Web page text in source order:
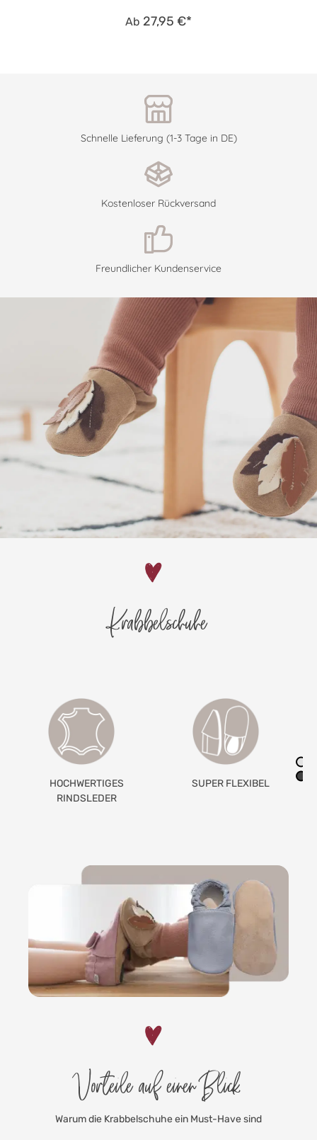
Ab 27,95 €*
Schnelle Lieferung (1-3 Tage in DE)
Kostenloser Rückversand
Freundlicher Kundenservice
Krabbelschuhe
SUPER FLEXIBEL
GETEILTES
Vorteile auf einen Blick
Warum die Krabbelschuhe ein Must-Have sind